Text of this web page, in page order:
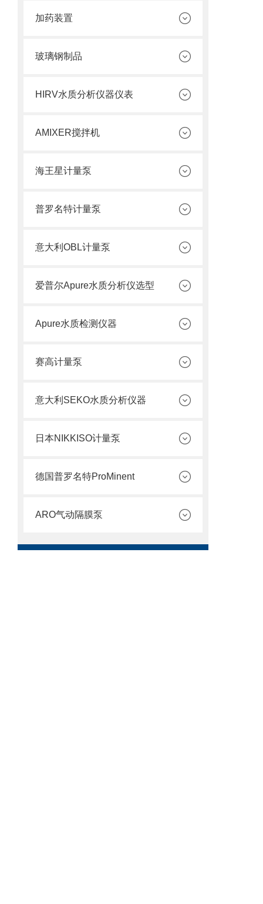
加药装置
玻璃钢制品
HIRV水质分析仪器仪表
AMIXER搅拌机
海王星计量泵
普罗名特计量泵
意大利OBL计量泵
爱普尔Apure水质分析仪选型
Apure水质检测仪器
赛高计量泵
意大利SEKO水质分析仪器
日本NIKKISO计量泵
德国普罗名特ProMinent
ARO气动隔膜泵